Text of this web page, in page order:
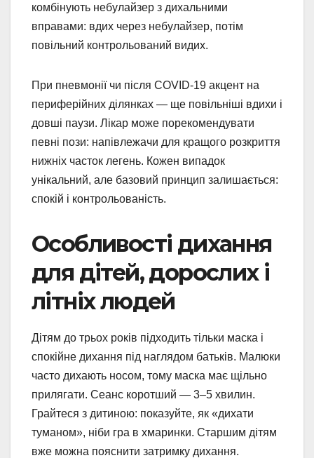
комбінують небулайзер з дихальними
вправами: вдих через небулайзер, потім
повільний контрольований видих.
При пневмонії чи після COVID-19 акцент на
периферійних ділянках — ще повільніші вдихи і
довші паузи. Лікар може порекомендувати
певні пози: напівлежачи для кращого розкриття
нижніх часток легень. Кожен випадок
унікальний, але базовий принцип залишається:
спокій і контрольованість.
Особливості дихання
для дітей, дорослих і
літніх людей
Дітям до трьох років підходить тільки маска і
спокійне дихання під наглядом батьків. Малюки
часто дихають носом, тому маска має щільно
прилягати. Сеанс коротший — 3–5 хвилин.
Грайтеся з дитиною: показуйте, як «дихати
туманом», ніби гра в хмаринки. Старшим дітям
вже можна пояснити затримку дихання.